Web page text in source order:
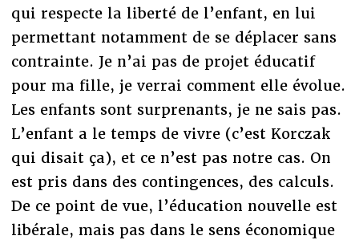
qui respecte la liberté de l’enfant, en lui
permettant notamment de se déplacer sans
contrainte. Je n’ai pas de projet éducatif
pour ma fille, je verrai comment elle évolue.
Les enfants sont surprenants, je ne sais pas.
L’enfant a le temps de vivre (c’est Korczak
qui disait ça), et ce n’est pas notre cas. On
est pris dans des contingences, des calculs.
De ce point de vue, l’éducation nouvelle est
libérale, mais pas dans le sens économique